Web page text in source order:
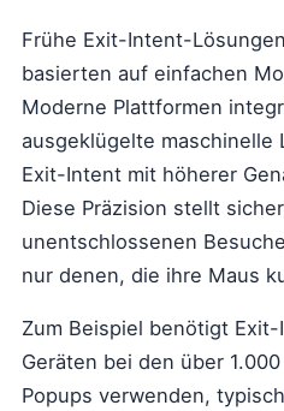
Frühe Exit-Intent-
basierten auf einfachen
Moderne Plattformen
ausgeklügelte maschinelle
Exit-Intent mit höherer
Diese Präzision stellt
unentschlossenen
nur denen, die ihre Maus
Zum Beispiel benötigt
Geräten bei den über
Popups verwenden,